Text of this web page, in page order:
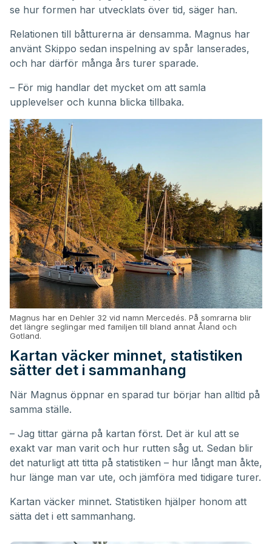
se hur formen har utvecklats över tid, säger han.
Relationen till båtturerna är densamma. Magnus har
använt Skippo sedan inspelning av spår lanserades,
och har därför många års turer sparade.
– För mig handlar det mycket om att samla
upplevelser och kunna blicka tillbaka.
Magnus har en Dehler 32 vid namn Mercedés. På somrarna blir
det längre seglingar med familjen till bland annat Åland och
Gotland.
Kartan väcker minnet, statistiken
sätter det i sammanhang
När Magnus öppnar en sparad tur börjar han alltid på
samma ställe.
– Jag tittar gärna på kartan först. Det är kul att se
exakt var man varit och hur rutten såg ut. Sedan blir
det naturligt att titta på statistiken – hur långt man åkte,
hur länge man var ute, och jämföra med tidigare turer.
Kartan väcker minnet. Statistiken hjälper honom att
sätta det i ett sammanhang.